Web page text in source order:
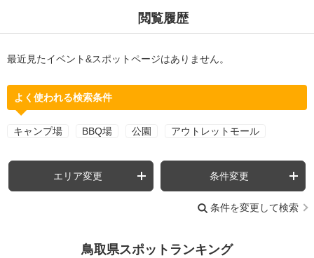
閲覧履歴
最近見たイベント&スポットページはありません。
よく使われる検索条件
キャンプ場 BBQ場 公園 アウトレットモール
エリア変更 条件変更
条件を変更して検索
鳥取県スポットランキング